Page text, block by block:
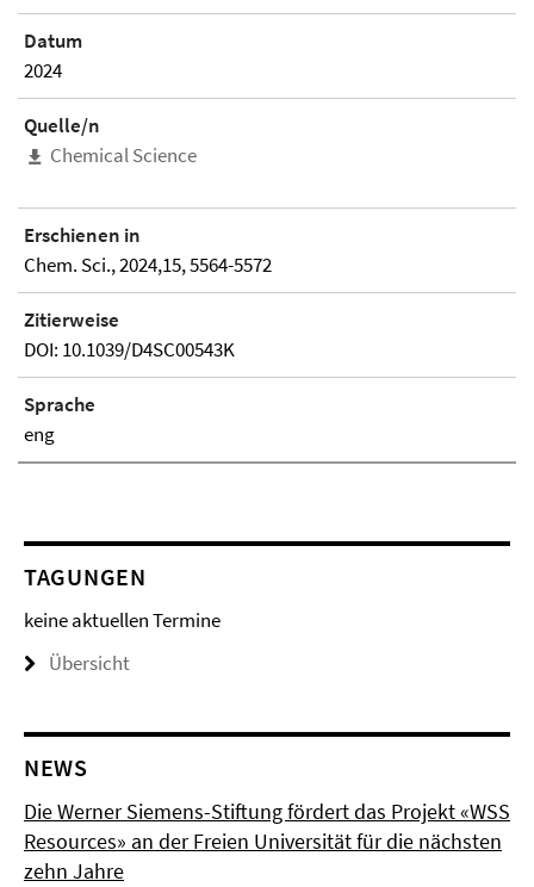
Datum
2024
Quelle/n
Chemical Science
Erschienen in
Chem. Sci., 2024,15, 5564-5572
Zitierweise
DOI: 10.1039/D4SC00543K
Sprache
eng
TAGUNGEN
keine aktuellen Termine
Übersicht
NEWS
Die Werner Siemens-Stiftung fördert das Projekt «WSS
Resources» an der Freien Universität für die nächsten
zehn Jahre